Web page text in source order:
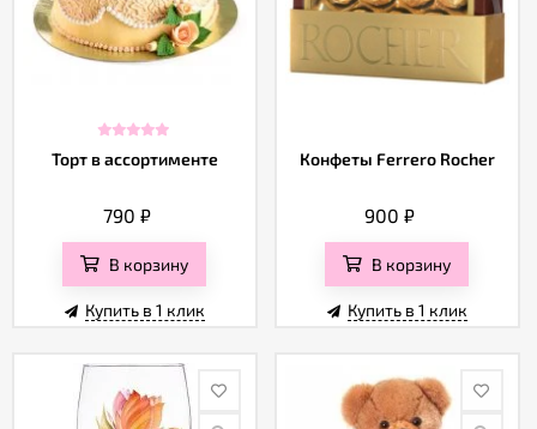
Торт в ассортименте
790₽
В корзину
Купить в 1 клик
Конфеты Ferrero Rocher
900₽
В корзину
Купить в 1 клик